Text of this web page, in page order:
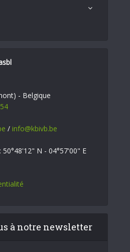
- Belgique
/ info@kbivb.be
50°48'12" N - 04°57'00" E
à notre newsletter